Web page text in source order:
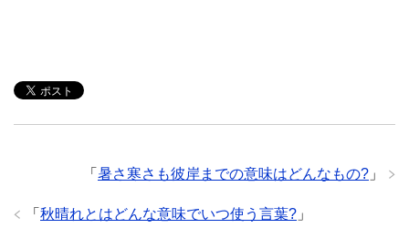
「 暑さ寒さも彼岸までの意味はどんなもの? 」
「 秋晴れとはどんな意味でいつ使う言葉? 」